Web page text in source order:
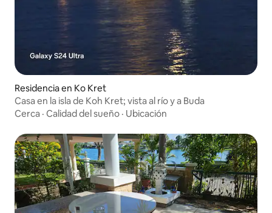
Residencia en Ko Kret
Casa en la isla de Koh Kret; vista al río y a Buda
Cerca · Calidad del sueño · Ubicación